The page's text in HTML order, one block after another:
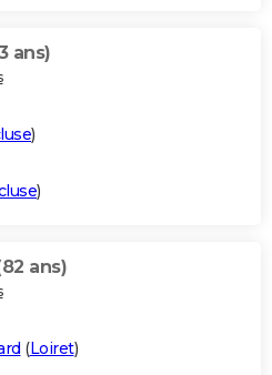
ans)
)
)
ans)
(Loiret)